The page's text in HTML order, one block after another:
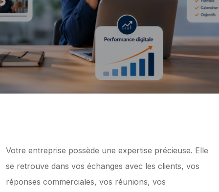
Votre entreprise possède une expertise précieuse. Elle
se retrouve dans vos échanges avec les clients, vos
réponses commerciales, vos réunions, vos